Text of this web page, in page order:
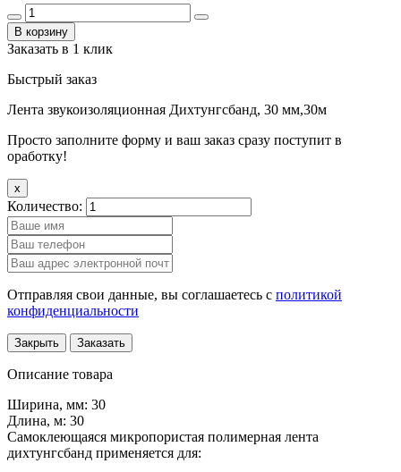
В корзину
Заказать в 1 клик
Быстрый заказ
Лента звукоизоляционная Дихтунгсбанд, 30 мм,30м
Просто заполните форму и ваш заказ сразу поступит в
оработку!
x
Количество:
Отправляя свои данные, вы соглашаетесь с политикой
конфиденциальности
Закрыть Заказать
Описание товара
Ширина, мм: 30
Длина, м: 30
Самоклеющаяся микропористая полимерная лента
дихтунгсбанд применяется для: